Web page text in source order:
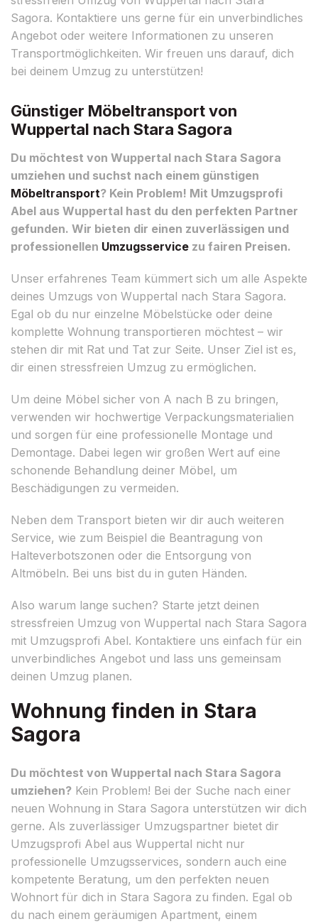
Sagora. Kontaktiere uns gerne für ein unverbindliches
Angebot oder weitere Informationen zu unseren
Transportmöglichkeiten. Wir freuen uns darauf, dich
bei deinem Umzug zu unterstützen!
Günstiger Möbeltransport von
Wuppertal nach Stara Sagora
Du möchtest von Wuppertal nach Stara Sagora
umziehen und suchst nach einem günstigen
Möbeltransport? Kein Problem! Mit Umzugsprofi
Abel aus Wuppertal hast du den perfekten Partner
gefunden. Wir bieten dir einen zuverlässigen und
professionellen Umzugsservice zu fairen Preisen.
Unser erfahrenes Team kümmert sich um alle Aspekte
deines Umzugs von Wuppertal nach Stara Sagora.
Egal ob du nur einzelne Möbelstücke oder deine
komplette Wohnung transportieren möchtest – wir
stehen dir mit Rat und Tat zur Seite. Unser Ziel ist es,
dir einen stressfreien Umzug zu ermöglichen.
Um deine Möbel sicher von A nach B zu bringen,
verwenden wir hochwertige Verpackungsmaterialien
und sorgen für eine professionelle Montage und
Demontage. Dabei legen wir großen Wert auf eine
schonende Behandlung deiner Möbel, um
Beschädigungen zu vermeiden.
Neben dem Transport bieten wir dir auch weiteren
Service, wie zum Beispiel die Beantragung von
Halteverbotszonen oder die Entsorgung von
Altmöbeln. Bei uns bist du in guten Händen.
Also warum lange suchen? Starte jetzt deinen
stressfreien Umzug von Wuppertal nach Stara Sagora
mit Umzugsprofi Abel. Kontaktiere uns einfach für ein
unverbindliches Angebot und lass uns gemeinsam
deinen Umzug planen.
Wohnung finden in Stara
Sagora
Du möchtest von Wuppertal nach Stara Sagora
umziehen? Kein Problem! Bei der Suche nach einer
neuen Wohnung in Stara Sagora unterstützen wir dich
gerne. Als zuverlässiger Umzugspartner bietet dir
Umzugsprofi Abel aus Wuppertal nicht nur
professionelle Umzugsservices, sondern auch eine
kompetente Beratung, um den perfekten neuen
Wohnort für dich in Stara Sagora zu finden. Egal ob
du nach einem geräumigen Apartment, einem